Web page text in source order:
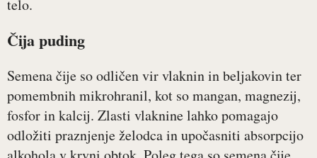
telo.
Čija puding
Semena čije so odličen vir vlaknin in beljakovin ter
pomembnih mikrohranil, kot so mangan, magnezij,
fosfor in kalcij. Zlasti vlaknine lahko pomagajo
odložiti praznjenje želodca in upočasniti absorpcijo